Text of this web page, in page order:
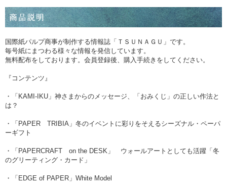
国際紙パルプ商事が制作する情報誌「ＴＳＵＮＡＧＵ」です。
毎号紙にまつわる様々な情報を発信しています。
無料配布をしております。会員登録後、購入手続きをしてください。
『コンテンツ』
・「KAMI-IKU」神さまからのメッセージ、「おみくじ」の正しい作法と
は？
・「PAPER TRIBIA」冬のイベントに彩りをそえるシーズナル・ペーパ
ーギフト
・「PAPERCRAFT on the DESK」 ウォールアートとしても活躍「冬
のグリーティング・カード」
・「EDGE of PAPER」White Model